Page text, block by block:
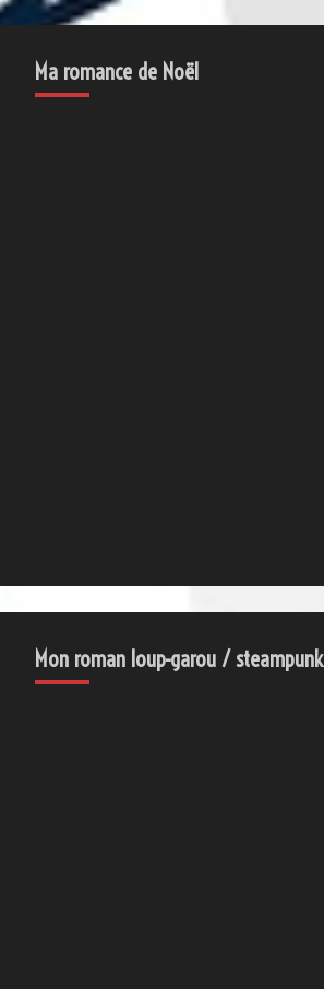
Ma romance de Noël
Mon roman loup-garou / steampunk